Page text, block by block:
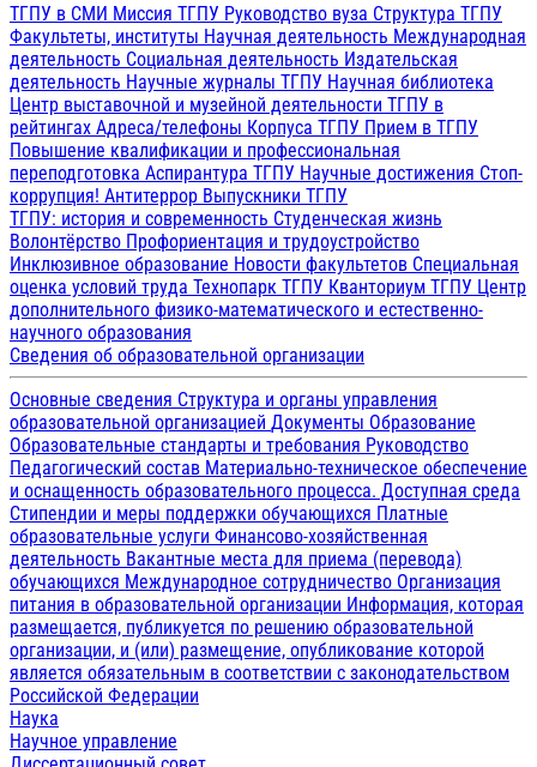
ТГПУ в СМИ Миссия ТГПУ Руководство вуза Структура ТГПУ
Факультеты, институты Научная деятельность Международная
деятельность Социальная деятельность Издательская
деятельность Научные журналы ТГПУ Научная библиотека
Центр выставочной и музейной деятельности ТГПУ в
рейтингах Адреса/телефоны Корпуса ТГПУ Прием в ТГПУ
Повышение квалификации и профессиональная
переподготовка Аспирантура ТГПУ Научные достижения Стоп-
коррупция! Антитеррор Выпускники ТГПУ
ТГПУ: история и современность Студенческая жизнь
Волонтёрство Профориентация и трудоустройство
Инклюзивное образование Новости факультетов Специальная
оценка условий труда Технопарк ТГПУ Кванториум ТГПУ Центр
дополнительного физико-математического и естественно-
научного образования
Сведения об образовательной организации
Основные сведения Структура и органы управления
образовательной организацией Документы Образование
Образовательные стандарты и требования Руководство
Педагогический состав Материально-техническое обеспечение
и оснащенность образовательного процесса. Доступная среда
Стипендии и меры поддержки обучающихся Платные
образовательные услуги Финансово-хозяйственная
деятельность Вакантные места для приема (перевода)
обучающихся Международное сотрудничество Организация
питания в образовательной организации Информация, которая
размещается, публикуется по решению образовательной
организации, и (или) размещение, опубликование которой
является обязательным в соответствии с законодательством
Российской Федерации
Наука
Научное управление